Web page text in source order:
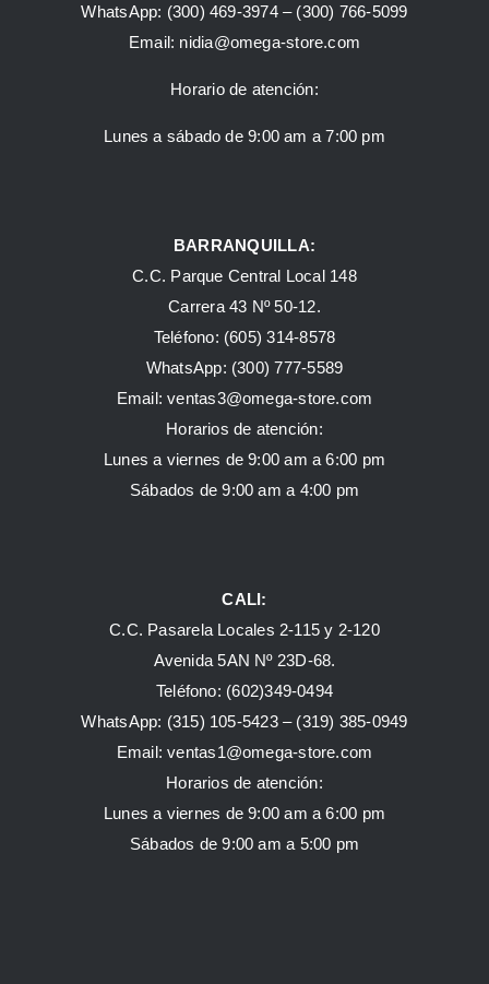
WhatsApp: (300) 469-3974 – (300) 766-5099
Email: nidia@omega-store.com
Horario de atención:
Lunes a sábado de 9:00 am a 7:00 pm
BARRANQUILLA:
C.C. Parque Central Local 148
Carrera 43 Nº 50-12.
Teléfono: (605) 314-8578
WhatsApp: (300) 777-5589
Email: ventas3@omega-store.com
Horarios de atención:
Lunes a viernes de 9:00 am a 6:00 pm
Sábados de 9:00 am a 4:00 pm
CALI:
C.C. Pasarela Locales 2-115 y 2-120
Avenida 5AN Nº 23D-68.
Teléfono: (602)349-0494
WhatsApp: (315) 105-5423 – (319) 385-0949
Email:ventas1@omega-store.com
Horarios de atención:
Lunes a viernes de 9:00 am a 6:00 pm
Sábados de 9:00 am a 5:00 pm